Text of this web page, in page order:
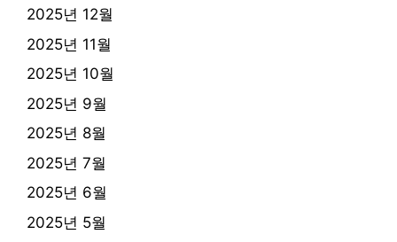
2025년 12월
2025년 11월
2025년 10월
2025년 9월
2025년 8월
2025년 7월
2025년 6월
2025년 5월